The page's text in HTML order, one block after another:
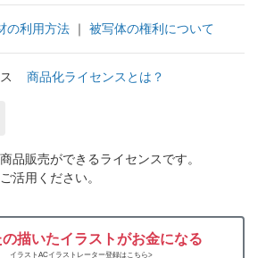
の利用方法 ｜ 被写体の権利について
商品化ライセンスとは？
品販売ができるライセンスです。
活用ください。
の描いたイラストがお金になる
イラストACイラストレーター登録はこちら>